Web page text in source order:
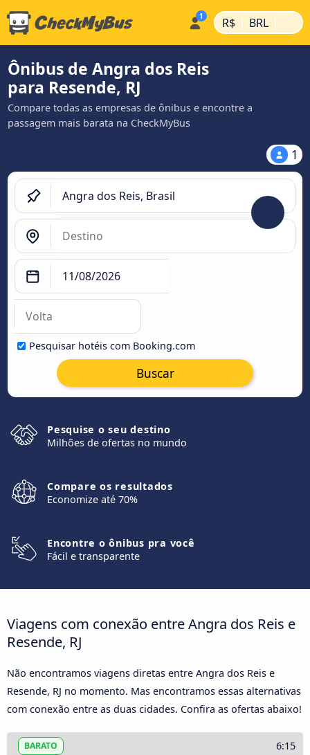
R$ | BRL |
Ônibus de Angra dos Reis
para Resende, RJ
Compare todas as empresas de ônibus e encontre a
passagem mais barata na CheckMyBus
1
Pesquisar hotéis com Booking.com
Buscar
Pesquise o seu destino
Milhões de ofertas no mundo
Compare os resultados
Economize até 70%
Encontre o ônibus pra você
Fácil e transparente
Viagens com conexão entre Angra dos Reis e
Resende, RJ
Não encontramos viagens diretas entre Angra dos Reis e
Resende, RJ no momento. Mas encontramos essas alternativas
com conexão entre as duas cidades. Confira as ofertas abaixo!
BARATO 6:15